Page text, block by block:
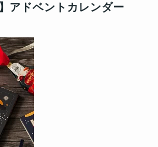
アドベントカレンダー